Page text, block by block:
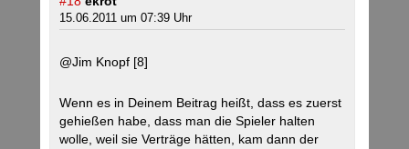
15.06.2011 um 07:39 Uhr
@Jim Knopf [8]
Wenn es in Deinem Beitrag heißt, dass es zuerst
gehießen habe, dass man die Spieler halten
wolle, weil sie Verträge hätten, kam dann der